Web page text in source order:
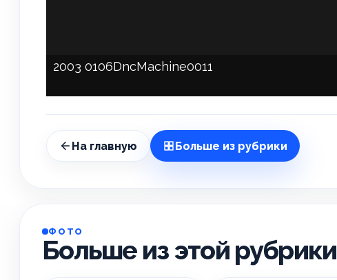
2003 0106DncMachine0011
На главную Больше из рубрики
ФОТО
Больше из этой рубрики